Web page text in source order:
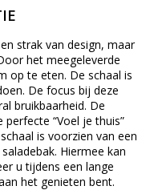
strak van design, maar
het meegeleverde
op te eten. De schaal is
De focus bij deze
bruikbaarheid. De
“Voel je thuis”
is voorzien van een
Hiermee kan
u tijdens een lange
het genieten bent.